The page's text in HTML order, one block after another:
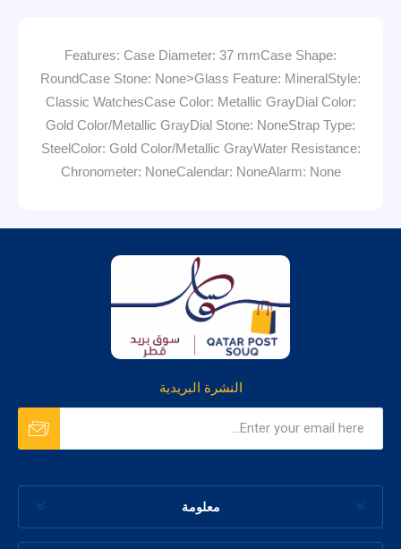
Features: Case Diameter: 37 mmCase Shape:
RoundCase Stone: None>Glass Feature: MineralStyle:
Classic WatchesCase Color: Metallic GrayDial Color:
Gold Color/Metallic GrayDial Stone: NoneStrap Type:
SteelColor: Gold Color/Metallic GrayWater Resistance:
Chronometer: NoneCalendar: NoneAlarm: None
النشرة البريدية
معلومة